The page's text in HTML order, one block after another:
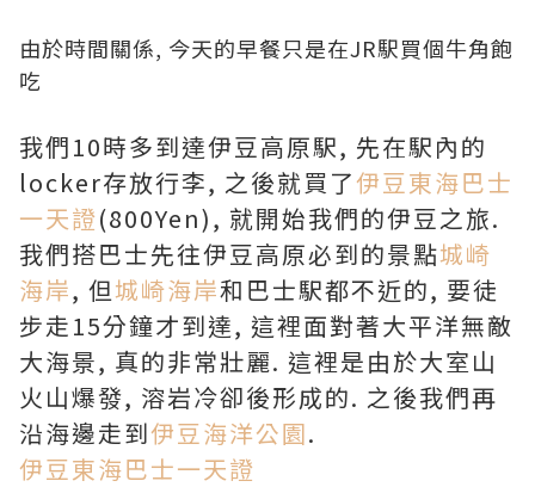
由於時間關係, 今天的早餐只是在JR駅買個牛角飽
吃
我們10時多到達伊豆高原駅, 先在駅內的
locker存放行李, 之後就買了伊豆東海巴士
一天證(800Yen), 就開始我們的伊豆之旅.
我們搭巴士先往伊豆高原必到的景點城崎
海岸, 但城崎海岸和巴士駅都不近的, 要徒
步走15分鐘才到達, 這裡面對著大平洋無敵
大海景, 真的非常壯麗. 這裡是由於大室山
火山爆發, 溶岩冷卻後形成的. 之後我們再
沿海邊走到伊豆海洋公園.
伊豆東海巴士一天證